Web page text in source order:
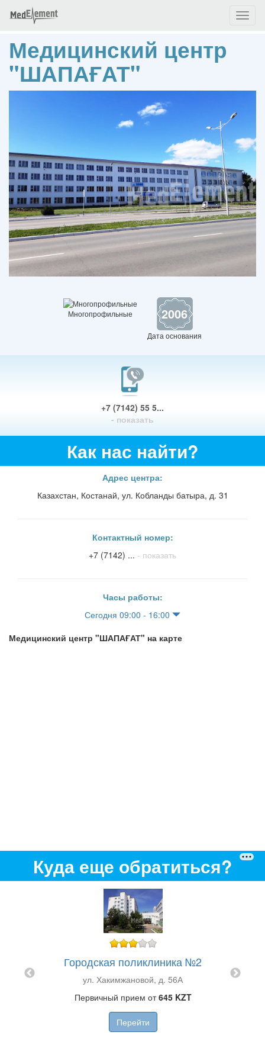
Медицинский центр
"ШАПАҒАТ"
Многопрофильные 2006
Дата основания
+7 (7142) 55 5...
- показать
Как нас найти?
Адрес центра:
Казахстан, Костанай, ул. Кобланды батыра, д. 31
Контактный номер:
+7 (7142) ... - показать
Часы работы:
Сегодня 09:00 - 16:00
Медицинский центр "ШАПАҒАТ" на карте
Куда еще обратиться?
Городская поликлиника №2
ул. Хакимжановой, д. 56А
Первичный прием от645 KZT
Перейти